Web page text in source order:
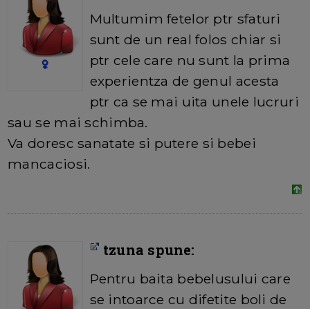
Multumim fetelor ptr sfaturi
sunt de un real folos chiar si
ptr cele care nu sunt la prima
experientza de genul acesta
ptr ca se mai uita unele lucruri
sau se mai schimba.
Va doresc sanatate si putere si bebei
mancaciosi.
tzuna spune:
Pentru baita bebelusului care
se intoarce cu difetite boli de